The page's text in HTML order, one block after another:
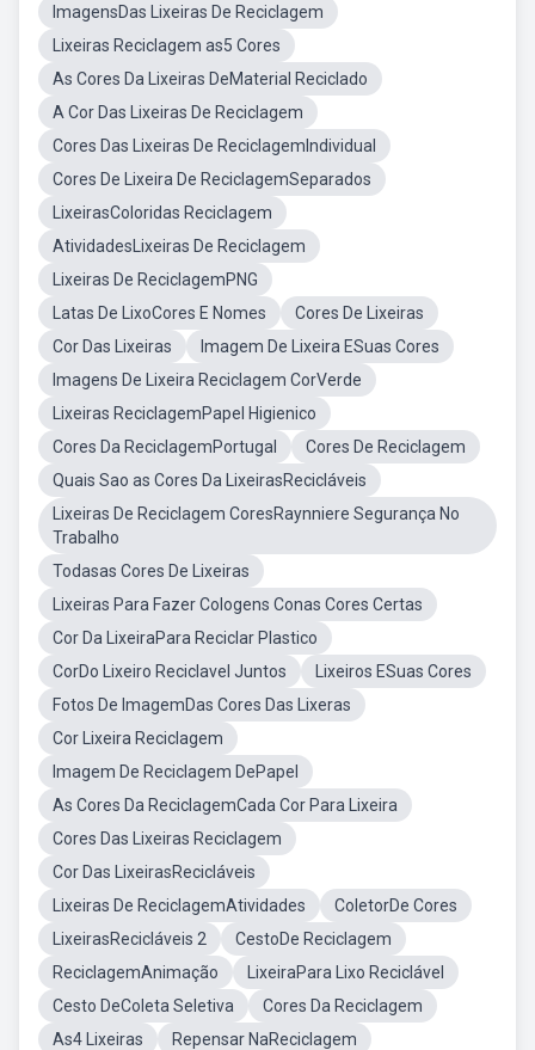
ImagensDas Lixeiras De Reciclagem
Lixeiras Reciclagem as5 Cores
As Cores Da Lixeiras DeMaterial Reciclado
A Cor Das Lixeiras De Reciclagem
Cores Das Lixeiras De ReciclagemIndividual
Cores De Lixeira De ReciclagemSeparados
LixeirasColoridas Reciclagem
AtividadesLixeiras De Reciclagem
Lixeiras De ReciclagemPNG
Latas De LixoCores E Nomes
Cores De Lixeiras
Cor Das Lixeiras
Imagem De Lixeira ESuas Cores
Imagens De Lixeira Reciclagem CorVerde
Lixeiras ReciclagemPapel Higienico
Cores Da ReciclagemPortugal
Cores De Reciclagem
Quais Sao as Cores Da LixeirasRecicláveis
Lixeiras De Reciclagem CoresRaynniere Segurança No
Trabalho
Todasas Cores De Lixeiras
Lixeiras Para Fazer Cologens Conas Cores Certas
Cor Da LixeiraPara Reciclar Plastico
CorDo Lixeiro Reciclavel Juntos
Lixeiros ESuas Cores
Fotos De ImagemDas Cores Das Lixeras
Cor Lixeira Reciclagem
Imagem De Reciclagem DePapel
As Cores Da ReciclagemCada Cor Para Lixeira
Cores Das Lixeiras Reciclagem
Cor Das LixeirasRecicláveis
Lixeiras De ReciclagemAtividades
ColetorDe Cores
LixeirasRecicláveis 2
CestoDe Reciclagem
ReciclagemAnimação
LixeiraPara Lixo Reciclável
Cesto DeColeta Seletiva
Cores Da Reciclagem
As4 Lixeiras
Repensar NaReciclagem